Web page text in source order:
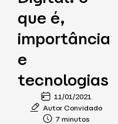
que é,
importância
e
tecnologias
11/01/2021
Autor Convidado
7 minutos